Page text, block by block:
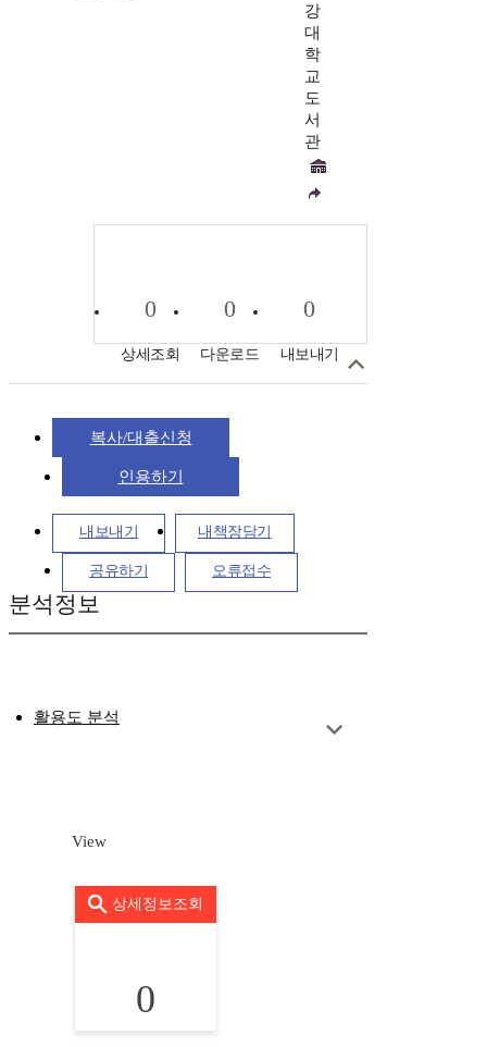
강
대
학
교
도
서
관
0
상세조회
0
다운로드
0
내보내기
복사/대출신청
인용하기
내보내기 내책장담기
공유하기 오류접수
분석정보
활용도 분석
View
상세정보조회
0